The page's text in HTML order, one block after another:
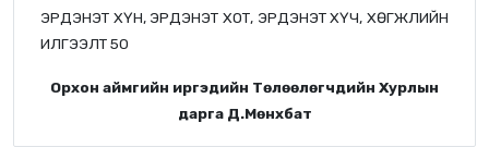
ЭРДЭНЭТ ХҮН, ЭРДЭНЭТ ХОТ, ЭРДЭНЭТ ХҮЧ, ХӨГЖЛИЙН
ИЛГЭЭЛТ 50
Орхон аймгийн иргэдийн Төлөөлөгчдийн Хурлын
дарга Д.Мөнхбат